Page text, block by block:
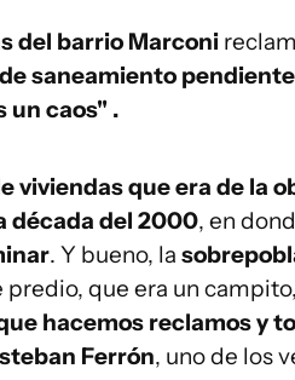
del barrio Marconi
saneamiento
un caos" .
viviendas que era de la
década del 2000, en
. Y bueno, la
predio, que era un
hacemos reclamos y
Ferrón, uno de los